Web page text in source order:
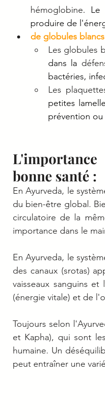
hémoglobine. Le
produire de
de globules blancs
Les globules
dans la
bactéries,
Les
petites
prévention
bonne santé :
En Ayurveda, le
du bien-être global.
circulatoire de la
importance dans le
En Ayurveda, le
des canaux (srotas)
vaisseaux sanguins
(énergie vitale) et de
Toujours selon
et Kapha), qui sont
humaine. Un
peut entraîner une